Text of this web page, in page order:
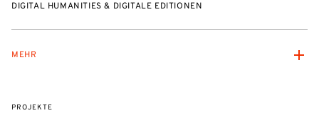
DIGITAL HUMANITIES & DIGITALE EDITIONEN
MEHR
PROJEKTE